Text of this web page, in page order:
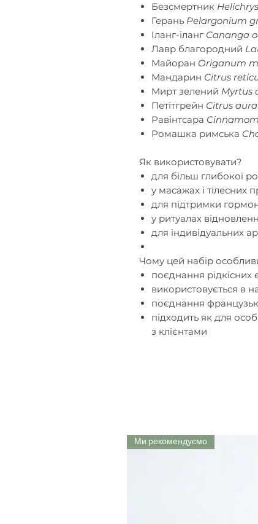
Безсмертник
Герань Pelargonium
Іланг-іланг Cananga
Лавр благородний
Майоран Origanum
Мандарин Citrus
Мирт зелений Myrtus
Петітгрейн Citrus
Равінтсара
Ромашка римська
Як використовувати?
для більш глибокої
у масажах і тілесних
для підтримки
у ритуалах
для індивідуальних
Чому цей набір
поєднання рідкісних
використовується в
поєднання
підходить як для
з клієнтами
Ми рекомендуємо